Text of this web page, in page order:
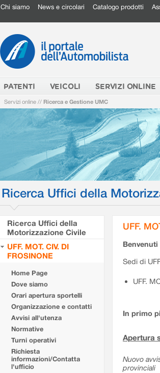
Chi siamo News e circolari Catalogo prodotti
PATENTI VEICOLI SERVIZI ONLINE
Servizi online // Ricerca e Gestione UMC
Ricerca Uffici della
Ricerca Uffici della
Motorizzazione Civile
UFF. MOT. CIV. DI
FROSINONE
Home Page
Dove siamo
Orari apertura sportelli
Organizzazione e contatti
Avvisi all'utenza
Normative
Turni operativi
Richiesta
informazioni/Contatta
l'ufficio
UFF.
Benvenuti
Sedi di
UFF.
In primo
Apertura
Nuovo
provinciali